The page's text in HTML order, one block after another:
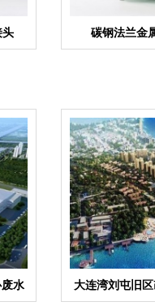
头 碳钢法兰金
水
大连湾刘屯旧
减